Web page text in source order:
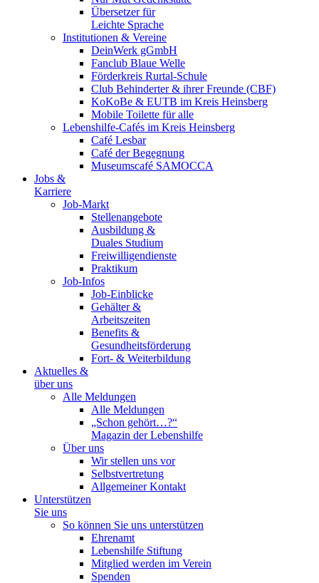
Übersetzer für
Leichte Sprache
Institutionen & Vereine
DeinWerk gGmbH
Fanclub Blaue Welle
Förderkreis Rurtal-Schule
Club Behinderter & ihrer Freunde (CBF)
KoKoBe & EUTB im Kreis Heinsberg
Mobile Toilette für alle
Lebenshilfe-Cafés im Kreis Heinsberg
Café Lesbar
Café der Begegnung
Museumscafé SAMOCCA
Jobs &
Karriere
Job-Markt
Stellenangebote
Ausbildung &
Duales Studium
Freiwilligendienste
Praktikum
Job-Infos
Job-Einblicke
Gehälter &
Arbeitszeiten
Benefits &
Gesundheitsförderung
Fort- & Weiterbildung
Aktuelles &
über uns
Alle Meldungen
Alle Meldungen
„Schon gehört…?“
Magazin der Lebenshilfe
Über uns
Wir stellen uns vor
Selbstvertretung
Allgemeiner Kontakt
Unterstützen
Sie uns
So können Sie uns unterstützen
Ehrenamt
Lebenshilfe Stiftung
Mitglied werden im Verein
Spenden